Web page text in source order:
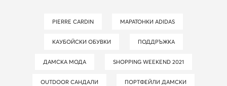
PIERRE CARDIN МАРАТОНКИ ADIDAS
КАУБОЙСКИ ОБУВКИ ПОДДРЪЖКА
ДАМСКА МОДА SHOPPING WEEKEND 2021
OUTDOOR САНДАЛИ ПОРТФЕЙЛИ ДАМСКИ